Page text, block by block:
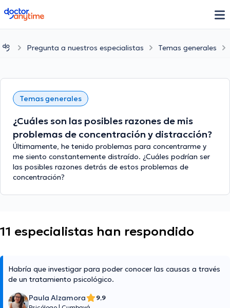
doctoranytime
Pregunta a nuestros especialistas Temas generales
Temas generales
¿Cuáles son las posibles razones de mis
problemas de concentración y distracción?
Últimamente, he tenido problemas para concentrarme y
me siento constantemente distraído. ¿Cuáles podrían ser
las posibles razones detrás de estos problemas de
concentración?
11 especialistas han respondido
Habría que investigar para poder conocer las causas a través
de un tratamiento psicológico.
Paula Alzamora
9,9